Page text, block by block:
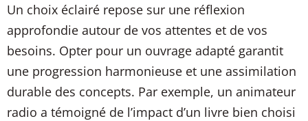
Un choix éclairé repose sur une réflexion
approfondie autour de vos attentes et de vos
besoins. Opter pour un ouvrage adapté garantit
une progression harmonieuse et une assimilation
durable des concepts. Par exemple, un animateur
radio a témoigné de l’impact d’un livre bien choisi